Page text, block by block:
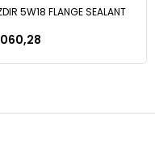
5W18 FLANGE SEALANT